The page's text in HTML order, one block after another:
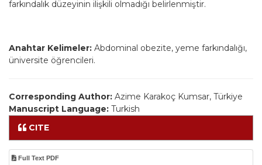
farkındalık düzeyinin ilişkili olmadığı belirlenmiştir.
Anahtar Kelimeler: Abdominal obezite, yeme farkındalığı,
üniversite öğrencileri.
Corresponding Author: Azime Karakoç Kumsar, Türkiye
Manuscript Language: Turkish
CITE
Full Text PDF